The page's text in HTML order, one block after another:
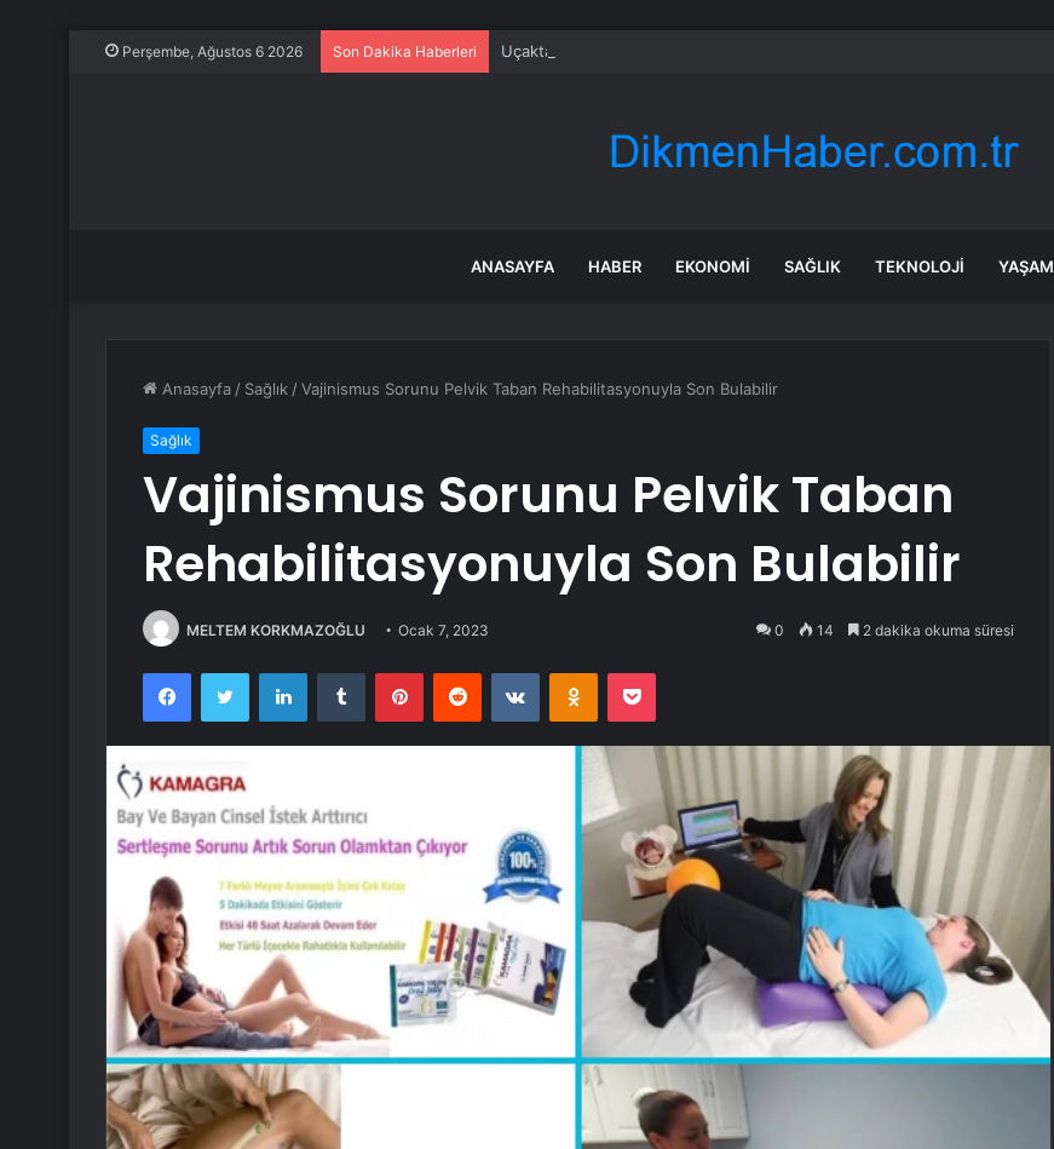
Perşembe, Ağustos 6 2026 Son Dakika Haberleri Uçakta dehşet anları: Kapağı açtıklarında gördüklerine inanamadılar
ANASAYFA HABER EKONOMI SAĞLIK TEKNOLOJI YAŞAM
Anasayfa / Sağlık /Vajinismus Sorunu Pelvik Taban Rehabilitasyonuyla Son Bulabilir
Sağlık
Vajinismus Sorunu Pelvik Taban
Rehabilitasyonuyla Son Bulabilir
MELTEM KORKMAZOĞLU Ocak 7, 2023 0 14 2 dakika okuma süresi
FacebookTwitter LinkedInTumblr PinterestReddit VKontakteOdnoklassniki
Pocket